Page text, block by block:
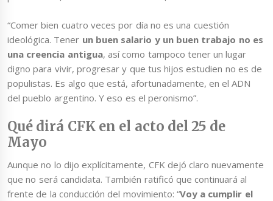
“Comer bien cuatro veces por día no es una cuestión
ideológica. Tener un buen salario y un buen trabajo no es
una creencia antigua, así como tampoco tener un lugar
digno para vivir, progresar y que tus hijos estudien no es de
populistas. Es algo que está, afortunadamente, en el ADN
del pueblo argentino. Y eso es el peronismo”.
Qué dirá CFK en el acto del 25 de
Mayo
Aunque no lo dijo explícitamente, CFK dejó claro nuevamente
que no será candidata. También ratificó que continuará al
frente de la conducción del movimiento: “Voy a cumplir el